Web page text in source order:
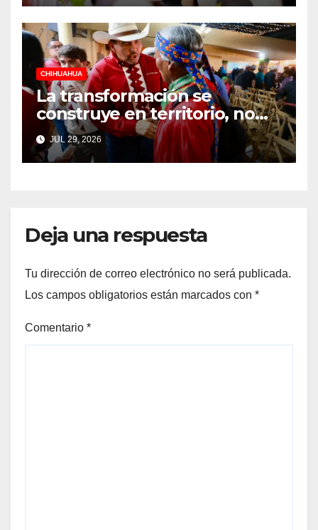
CHIHUAHUA
La transformación se
construye en territorio, no
desde un escritorio: Cruz
Pérez Cuéllar
JUL 29, 2026
Deja una respuesta
Tu dirección de correo electrónico no será publicada.
Los campos obligatorios están marcados con *
Comentario *